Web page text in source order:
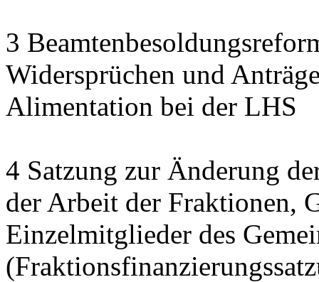
3
Widersprüchen und
Alimentation bei der LHS
4 Satzung zur Änderung
der Arbeit der Fraktionen,
Einzelmitglieder des